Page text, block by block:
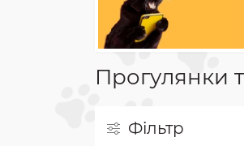
Прогулянки
Фільтр